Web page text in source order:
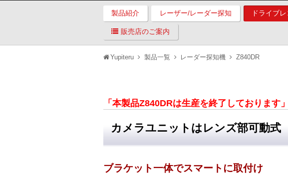
製品紹介 レーザー/レーダー探知 ドライブ
販売店のご案内
Yupiteru 製品一覧 レーダー探知機 Z840DR
「本製品Z840DRは生産を終了しております」
カメラユニットはレンズ部可動式
ブラケット一体でスマートに取付け